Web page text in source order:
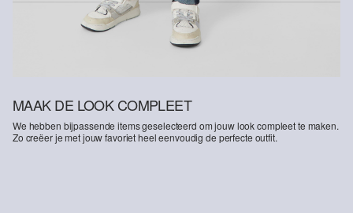
MAAK DE LOOK COMPLEET
We hebben bijpassende items geselecteerd om jouw look compleet te maken.
Zo creëer je met jouw favoriet heel eenvoudig de perfecte outfit.